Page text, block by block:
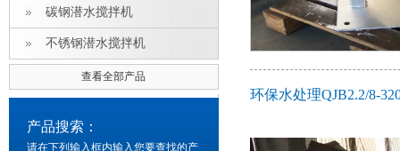
碳钢潜水搅拌机
不锈钢潜水搅拌机
查看全部产品
产品搜索：
请在下列输入框内输入您要查找的产
环保水处理QJB2.2/8-